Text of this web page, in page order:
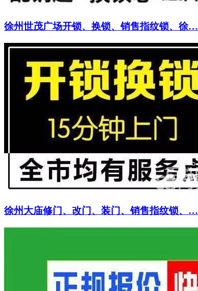
徐州世茂广场开锁、换锁、销售指纹锁、徐…
徐州大庙修门、改门、装门、销售指纹锁、…